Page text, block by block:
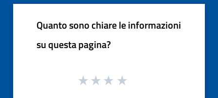
Quanto sono chiare le informazioni
su questa pagina?